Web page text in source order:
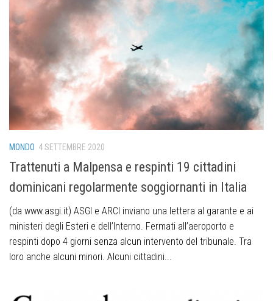
MONDO 4 SETTEMBRE 2020
Trattenuti a Malpensa e respinti 19 cittadini
dominicani regolarmente soggiornanti in Italia
(da www.asgi.it) ASGI e ARCI inviano una lettera al garante e ai
ministeri degli Esteri e dell’Interno. Fermati all’aeroporto e
respinti dopo 4 giorni senza alcun intervento del tribunale. Tra
loro anche alcuni minori. Alcuni cittadini...